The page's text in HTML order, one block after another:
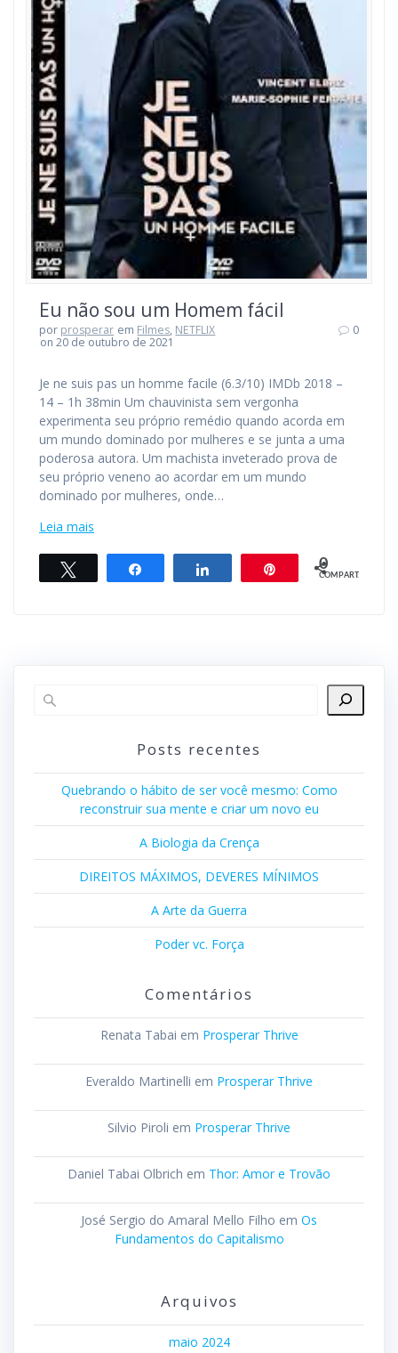
Eu não sou um Homem fácil
por prosperar em Filmes, NETFLIX
on 20 de outubro de 2021
0
Je ne suis pas un homme facile (6.3/10) IMDb 2018 –
14 – 1h 38min Um chauvinista sem vergonha
experimenta seu próprio remédio quando acorda em
um mundo dominado por mulheres e se junta a uma
poderosa autora. Um machista inveterado prova de
seu próprio veneno ao acordar em um mundo
dominado por mulheres, onde…
Leia mais
Compartilhar Compartilhar 0
COMPART.
Posts recentes
Quebrando o hábito de ser você mesmo: Como
reconstruir sua mente e criar um novo eu
A Biologia da Crença
DIREITOS MÁXIMOS, DEVERES MÍNIMOS
A Arte da Guerra
Poder vc. Força
Comentários
Renata Tabai em Prosperar Thrive
Everaldo Martinelli em Prosperar Thrive
Silvio Piroli em Prosperar Thrive
Daniel Tabai Olbrich em Thor: Amor e Trovão
José Sergio do Amaral Mello Filho em Os
Fundamentos do Capitalismo
Arquivos
maio 2024